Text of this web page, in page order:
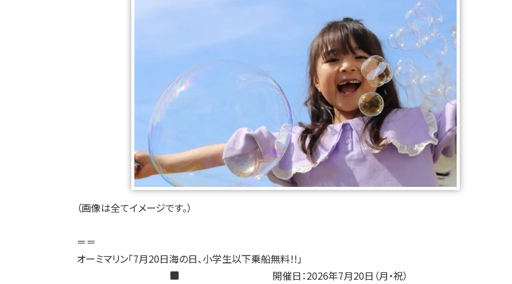
（画像は全てイメージです。）
＝＝
オーミマリン「7月20日海の日、小学生以下乗船無料!!」
開催日：2026年7月20日（月・祝）